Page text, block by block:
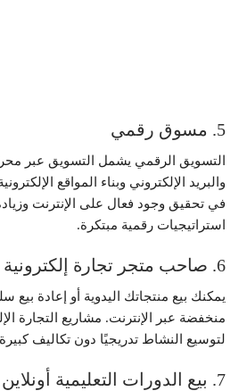
5. مسوق رقمي
التسويق الرقمي يشمل التسويق عبر
والبريد الإلكتروني وبناء المواقع
في تحقيق وجود فعال على الإنترنت
استراتيجيات رقمية مبتكرة.
6. صاحب متجر تجارة إلكترونية
يمكنك بيع منتجاتك اليدوية أو إعادة بيع
منخفضة عبر الإنترنت. مشاريع التجارة
لتوسيع النشاط تدريجيًا دون تكاليف
7. بيع الدورات التعليمية أونلاين